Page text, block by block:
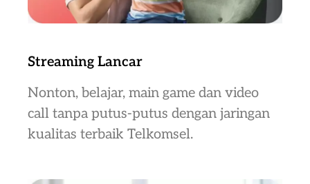
Streaming Lancar
Nonton, belajar, main game dan video
call tanpa putus-putus dengan jaringan
kualitas terbaik Telkomsel.